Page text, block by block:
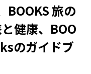
BOOKS 旅の
健康、BOO
のガイドブ